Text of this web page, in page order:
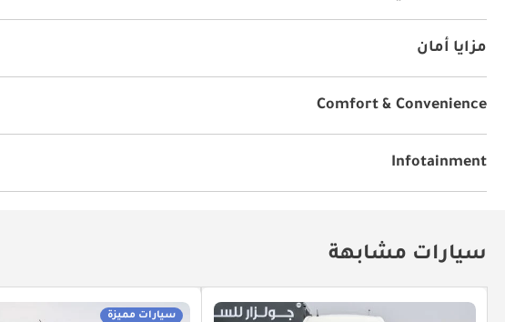
مزايا أمان
Comfort & Convenience
Infotainment
سيارات مشابهة
سيارات مميزة